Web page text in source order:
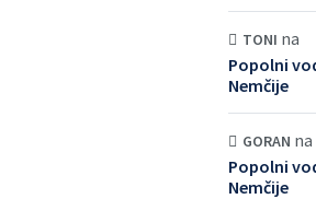
TONI na
Popolni
Nemčije
GORAN na
Popolni
Nemčije